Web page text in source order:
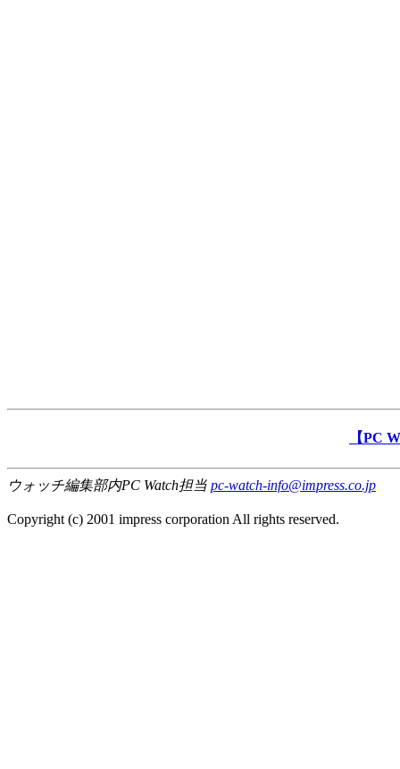
【PC
ウォッチ編集部内PC Watch担当 pc-watch-info@impress.co.jp
Copyright (c) 2001 impress corporation All rights reserved.